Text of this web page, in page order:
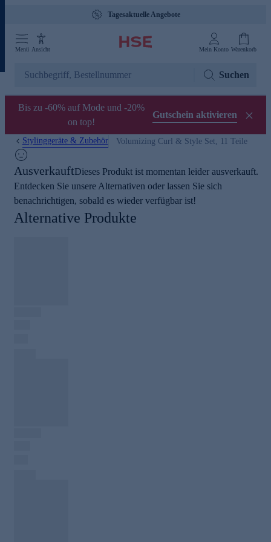
Tagesaktuelle Angebote
Menü Ansicht Mein Konto Warenkorb
Suchen
Bis zu -60% auf Mode und -20%
on top!
Gutschein aktivieren
Stylinggeräte & Zubehör Volumizing Curl & Style Set, 11 Teile
AusverkauftDieses Produkt ist momentan leider ausverkauft.
Entdecken Sie unsere Alternativen oder lassen Sie sich
benachrichtigen, sobald es wieder verfügbar ist!
Alternative Produkte